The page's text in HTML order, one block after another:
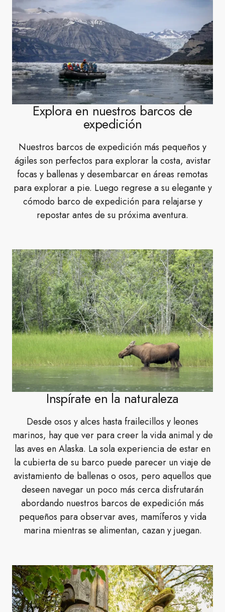
Explora en nuestros barcos de
expedición
Nuestros barcos de expedición más pequeños y
ágiles son perfectos para explorar la costa, avistar
focas y ballenas y desembarcar en áreas remotas
para explorar a pie. Luego regrese a su elegante y
cómodo barco de expedición para relajarse y
repostar antes de su próxima aventura.
Inspírate en la naturaleza
Desde osos y alces hasta frailecillos y leones
marinos, hay que ver para creer la vida animal y de
las aves en Alaska. La sola experiencia de estar en
la cubierta de su barco puede parecer un viaje de
avistamiento de ballenas o osos, pero aquellos que
deseen navegar un poco más cerca disfrutarán
abordando nuestros barcos de expedición más
pequeños para observar aves, mamíferos y vida
marina mientras se alimentan, cazan y juegan.